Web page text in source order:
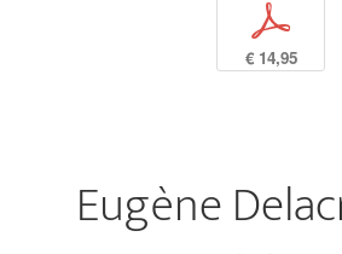
p
€ 14,95
Eugène